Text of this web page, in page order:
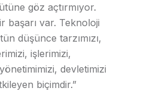
göz açtırmıyor.
başarı var. Teknoloji
düşünce tarzımızı,
işlerimizi,
devletimizi
biçimdir.”